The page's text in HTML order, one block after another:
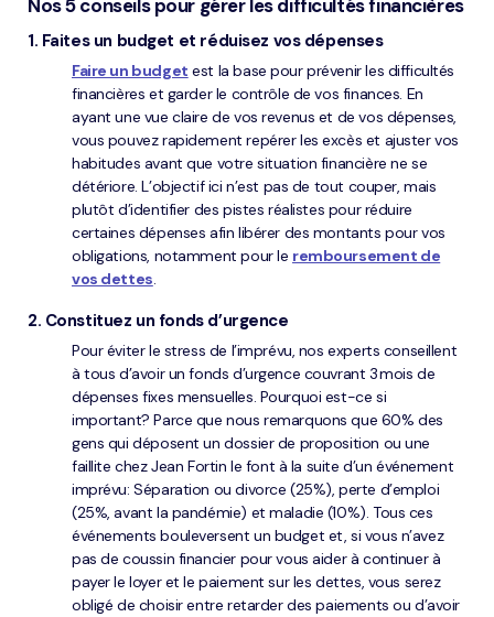
Nos 5 conseils pour gérer les difficultés financières
1. Faites un budget et réduisez vos dépenses
Faire un budget est la base pour prévenir les difficultés
financières et garder le contrôle de vos finances. En
ayant une vue claire de vos revenus et de vos dépenses,
vous pouvez rapidement repérer les excès et ajuster vos
habitudes avant que votre situation financière ne se
détériore. L’objectif ici n’est pas de tout couper, mais
plutôt d’identifier des pistes réalistes pour réduire
certaines dépenses afin libérer des montants pour vos
obligations, notamment pour le remboursement de
vos dettes.
2. Constituez un fonds d’urgence
Pour éviter le stress de l’imprévu, nos experts conseillent
à tous d’avoir un fonds d’urgence couvrant 3 mois de
dépenses fixes mensuelles. Pourquoi est-ce si
important? Parce que nous remarquons que 60% des
gens qui déposent un dossier de proposition ou une
faillite chez Jean Fortin le font à la suite d’un événement
imprévu: Séparation ou divorce (25%), perte d’emploi
(25%, avant la pandémie) et maladie (10%). Tous ces
événements bouleversent un budget et, si vous n’avez
pas de coussin financier pour vous aider à continuer à
payer le loyer et le paiement sur les dettes, vous serez
obligé de choisir entre retarder des paiements ou d’avoir